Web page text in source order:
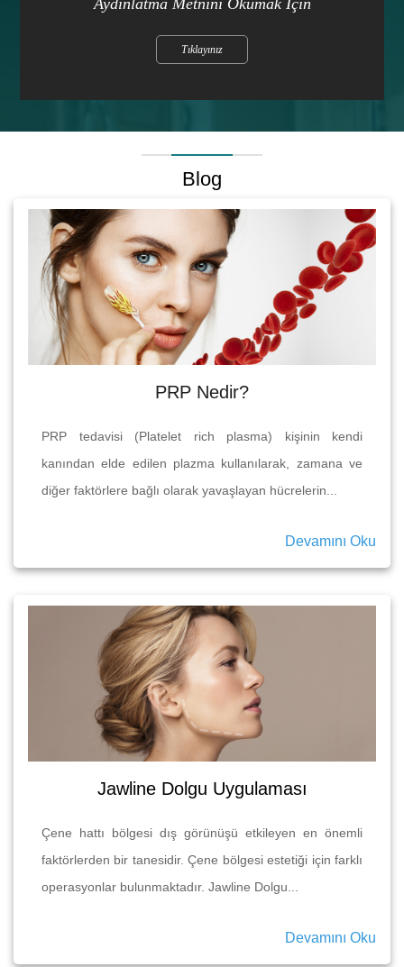
Tıklayınız
Blog
PRP Nedir?
PRP tedavisi (Platelet rich plasma) kişinin kendi
kanından elde edilen plazma kullanılarak, zamana ve
diğer faktörlere bağlı olarak yavaşlayan hücrelerin...
Devamını Oku
Jawline Dolgu Uygulaması
Çene hattı bölgesi dış görünüşü etkileyen en önemli
faktörlerden bir tanesidir. Çene bölgesi estetiği için farklı
operasyonlar bulunmaktadır. Jawline Dolgu...
Devamını Oku